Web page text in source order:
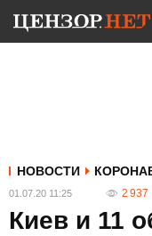
НОВОСТИ
01.07.20 11:25 2 937
Киев и 11